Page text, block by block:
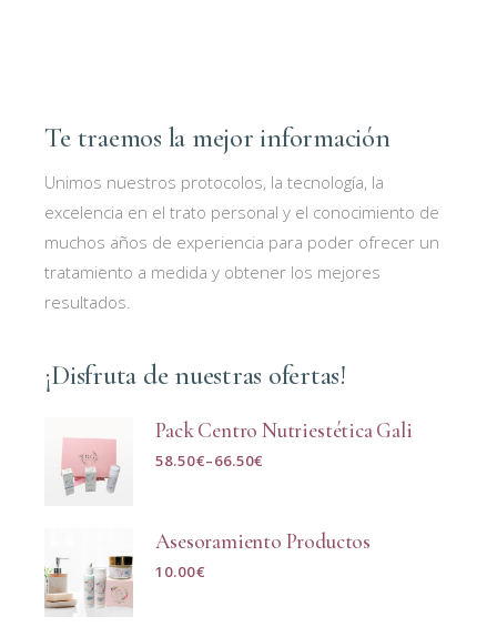
Te traemos la mejor información
Unimos nuestros protocolos, la tecnología, la
excelencia en el trato personal y el conocimiento de
muchos años de experiencia para poder ofrecer un
tratamiento a medida y obtener los mejores
resultados.
¡Disfruta de nuestras ofertas!
Pack Centro Nutriestética Gali
58.50€–66.50€
Asesoramiento Productos
10.00€